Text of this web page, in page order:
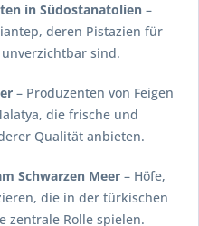
in Südostanatolien –
deren Pistazien für
sind.
– Produzenten von Feigen
die frische und
Qualität anbieten.
Schwarzen Meer – Höfe,
die in der türkischen
zentrale Rolle spielen.